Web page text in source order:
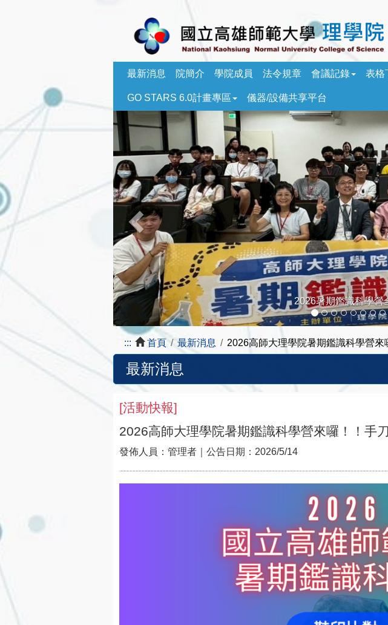
最新消息 院簡介 學院成員 法令規章 會議記錄 表格
GO STARS 6.0計畫專區 儀器/設備共享平台
2026
Previous
::: 首頁 最新消息 2026高師大理學院暑期鑑識科學營
最新消息
[活動快報]
2026高師大理學院暑期鑑識科學營來囉！！手
發佈人員： 管理者 ｜公告日期： 2026/5/14